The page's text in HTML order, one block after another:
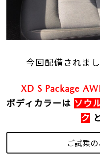
今回配備されま
XD S Package
ボディカラーは ソウ
ク
ご試乗